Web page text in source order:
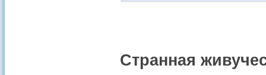
Странная